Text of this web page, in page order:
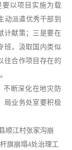
以项目实施为载
动派遣优秀干部到
献策； 三是要在
班，汲取国内类似
往合作项目存在的
断深化在地灾防
局业务处室要积极
江村张家沟崩
旗崩塌4处治理工